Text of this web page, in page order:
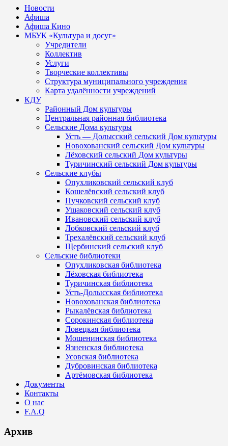
Новости
Афиша
Афиша Кино
МБУК «Культура и досуг»
Учредители
Коллектив
Услуги
Творческие коллективы
Структура муниципального учреждения
Карта удалённости учреждений
КДУ
Районный Дом культуры
Центральная районная библиотека
Сельские Дома культуры
Усть — Долысский сельский Дом культуры
Новохованский сельский Дом культуры
Лёховский сельский Дом культуры
Туричинский сельский Дом культуры
Сельские клубы
Опухликовский сельский клуб
Кошелёвский сельский клуб
Пучковский сельский клуб
Ушаковский сельский клуб
Ивановский сельский клуб
Лобковский сельский клуб
Трехалёвский сельский клуб
Щербинский сельский клуб
Сельские библиотеки
Опухликовская библиотека
Лёховская библиотека
Туричинская библиотека
Усть-Долысская библиотека
Новохованская библиотека
Рыкалёвская библиотека
Сорокинская библиотека
Ловецкая библиотека
Мошенинская библиотека
Язненская библиотека
Усовская библиотека
Дубровинская библиотека
Артёмовская библиотека
Документы
Контакты
О нас
F.A.Q
Архив